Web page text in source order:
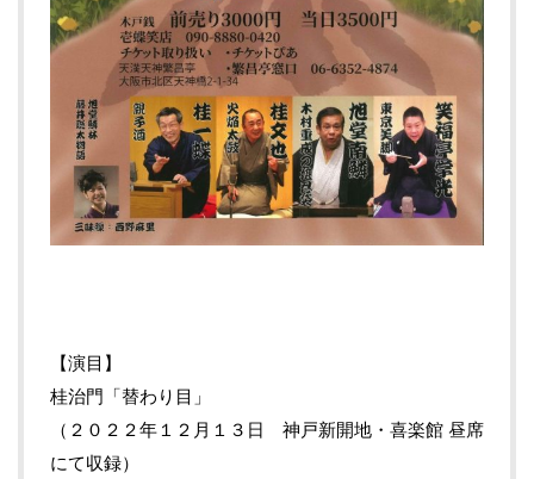
【演目】
桂治門「替わり目」
（２０２２年１２月１３日 神戸新開地・喜楽館 昼席
にて収録）